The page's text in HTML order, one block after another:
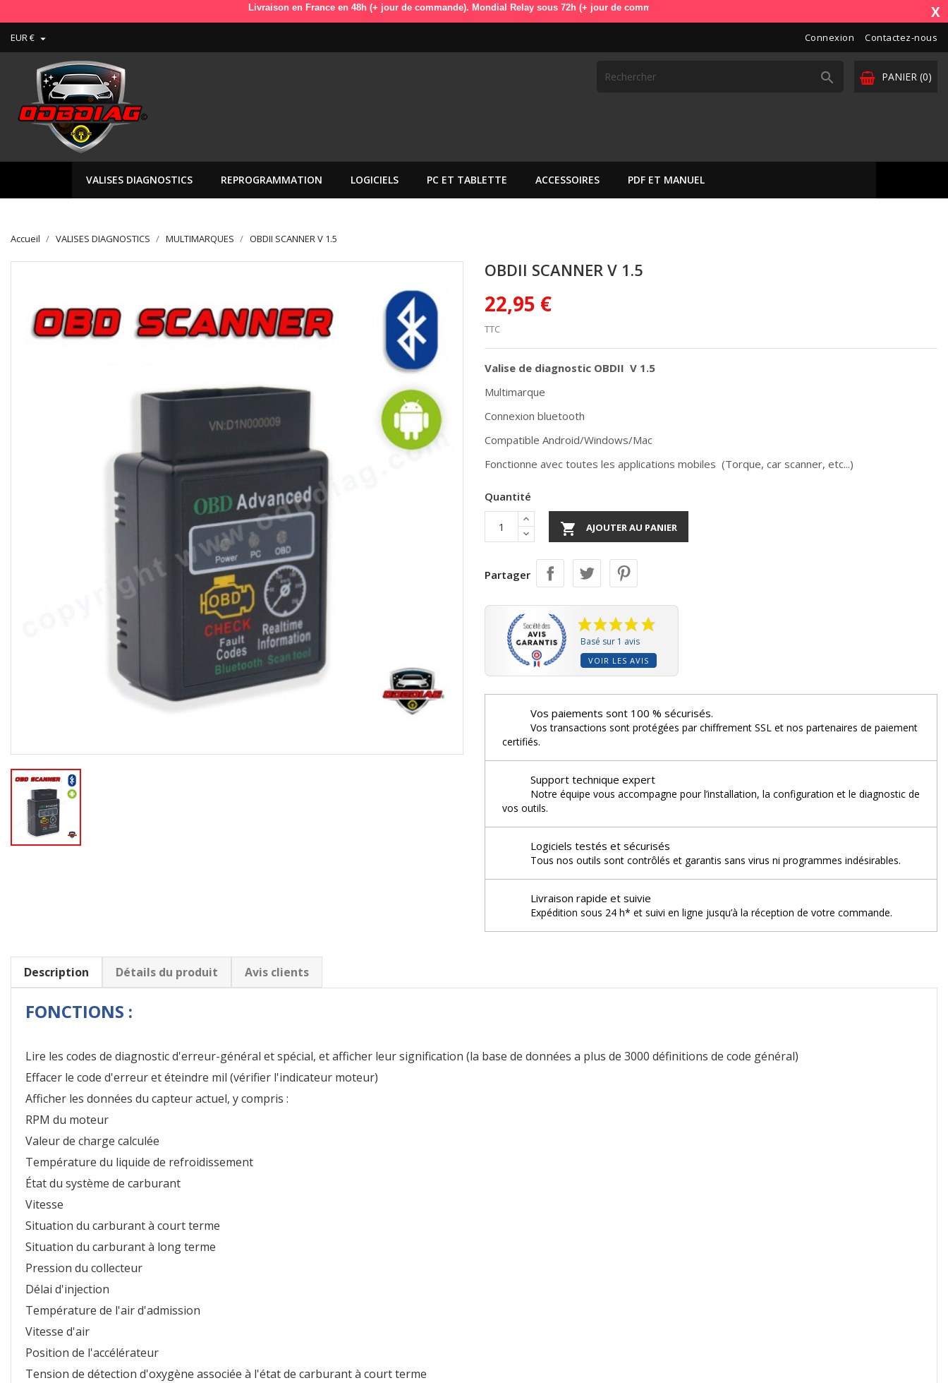
Livraison en France en 48h (+ jour de commande). Mondial Relay sous 72h (+ jour de commande). OdbDiag vous livre dans toute l'Europe. Vos paiements sont X
EUR €  Connexion Contactez-nous
PANIER (0)

VALISES DIAGNOSTICS REPROGRAMMATION LOGICIELS PC ET TABLETTE ACCESSOIRES PDF ET MANUEL
Accueil VALISES DIAGNOSTICS MULTIMARQUES OBDII SCANNER V 1.5
OBDII SCANNER V 1.5
22,95 €
TTC
Valise de diagnostic OBDII V 1.5
Multimarque
Connexion bluetooth
Compatible Android/Windows/Mac
Fonctionne avec toutes les applications mobiles (Torque, car scanner, etc...)
Quantité
 AJOUTER AU PANIER
Partager
Basé sur 1 avis
VOIR LES AVIS
Vos paiements sont 100 % sécurisés.
Vos transactions sont protégées par chiffrement SSL et nos partenaires de paiement
certifiés.
Support technique expert
Notre équipe vous accompagne pour l’installation, la configuration et le diagnostic de
vos outils.
Logiciels testés et sécurisés
Tous nos outils sont contrôlés et garantis sans virus ni programmes indésirables.
Livraison rapide et suivie
Expédition sous 24 h* et suivi en ligne jusqu’à la réception de votre commande.
Description Détails du produit Avis clients
FONCTIONS :
Lire les codes de diagnostic d'erreur-général et spécial, et afficher leur signification (la base de données a plus de 3000 définitions de code général)
Effacer le code d'erreur et éteindre mil (vérifier l'indicateur moteur)
Afficher les données du capteur actuel, y compris :
RPM du moteur
Valeur de charge calculée
Température du liquide de refroidissement
État du système de carburant
Vitesse
Situation du carburant à court terme
Situation du carburant à long terme
Pression du collecteur
Délai d'injection
Température de l'air d'admission
Vitesse d'air
Position de l'accélérateur
Tension de détection d'oxygène associée à l'état de carburant à court terme